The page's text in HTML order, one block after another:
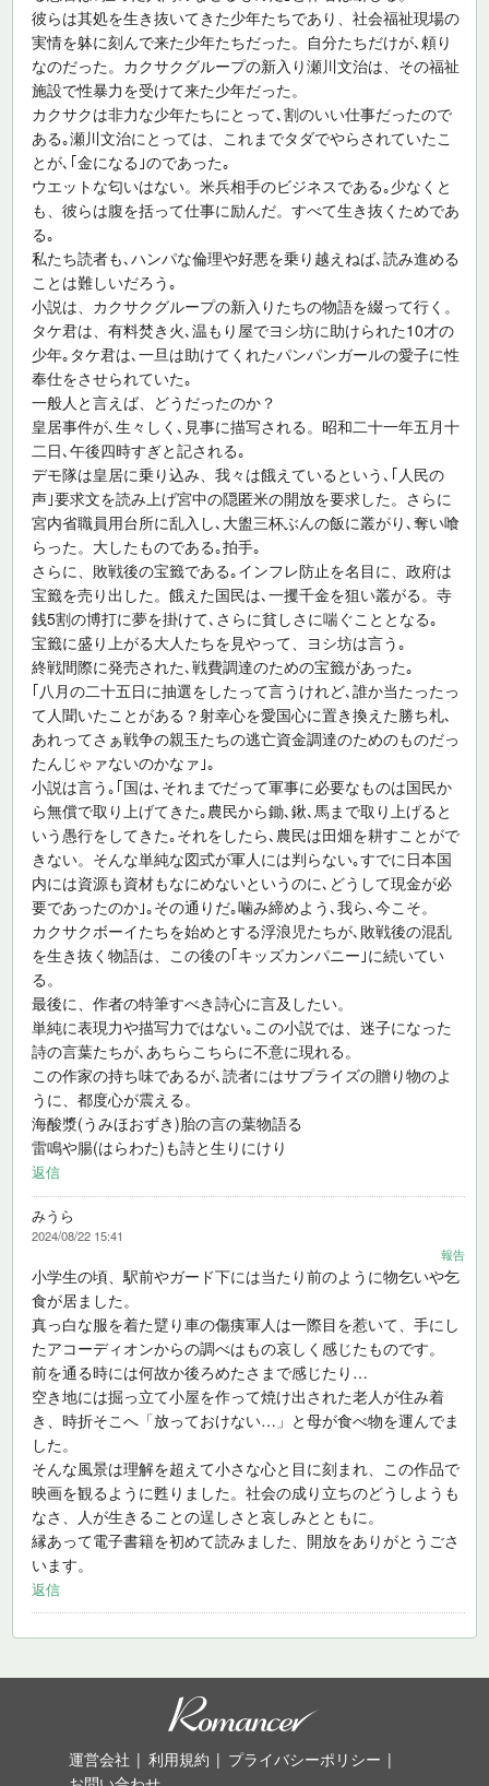
彼らは其処を生き抜いてきた少年たちであり、社会福祉現場の
実情を躰に刻んで来た少年たちだった。自分たちだけが､頼り
なのだった。カクサクグループの新入り瀬川文治は、その福祉
施設で性暴力を受けて来た少年だった。
カクサクは非力な少年たちにとって､割のいい仕事だったので
ある｡瀬川文治にとっては、これまでタダでやらされていたこ
とが､｢金になる｣のであった｡
ウエットな匂いはない。米兵相手のビジネスである｡少なくと
も、彼らは腹を括って仕事に励んだ。すべて生き抜くためであ
る｡
私たち読者も､ハンパな倫理や好悪を乗り越えねば､読み進める
ことは難しいだろう｡
小説は、カクサクグループの新入りたちの物語を綴って行く。
タケ君は、有料焚き火､温もり屋でヨシ坊に助けられた10才の
少年｡タケ君は､一旦は助けてくれたパンパンガールの愛子に性
奉仕をさせられていた｡
一般人と言えば、どうだったのか？
皇居事件が､生々しく､見事に描写される。昭和二十一年五月十
二日､午後四時すぎと記される｡
デモ隊は皇居に乗り込み、我々は餓えているという､｢人民の
声｣要求文を読み上げ宮中の隠匿米の開放を要求した。さらに
宮内省職員用台所に乱入し､大盥三杯ぶんの飯に叢がり､奪い喰
らった。大したものである｡拍手｡
さらに、敗戦後の宝籤である｡インフレ防止を名目に、政府は
宝籤を売り出した。餓えた国民は､一攫千金を狙い叢がる。寺
銭5割の博打に夢を掛けて､さらに貧しさに喘ぐこととなる｡
宝籤に盛り上がる大人たちを見やって、ヨシ坊は言う｡
終戦間際に発売された､戦費調達のための宝籤があった｡
｢八月の二十五日に抽選をしたって言うけれど､誰か当たったっ
て人聞いたことがある？射幸心を愛国心に置き換えた勝ち札､
あれってさぁ戦争の親玉たちの逃亡資金調達のためのものだっ
たんじゃァないのかなァ｣｡
小説は言う｡｢国は､それまでだって軍事に必要なものは国民か
ら無償で取り上げてきた｡農民から鋤､鍬､馬まで取り上げると
いう愚行をしてきた｡それをしたら､農民は田畑を耕すことがで
きない。そんな単純な図式が軍人には判らない｡すでに日本国
内には資源も資材もなにめないというのに､どうして現金が必
要であったのか｣｡その通りだ｡噛み締めよう､我ら､今こそ。
カクサクボーイたちを始めとする浮浪児たちが､敗戦後の混乱
を生き抜く物語は、この後の｢キッズカンパニー｣に続いてい
る。
最後に、作者の特筆すべき詩心に言及したい。
単純に表現力や描写力ではない｡この小説では、迷子になった
詩の言葉たちが､あちらこちらに不意に現れる。
この作家の持ち味であるが､読者にはサプライズの贈り物のよ
うに、都度心が震える。
海酸漿(うみほおずき)胎の言の葉物語る
雷鳴や腸(はらわた)も詩と生りにけり
返信
みうら
2024/08/22 15:41
報告
小学生の頃、駅前やガード下には当たり前のように物乞いや乞
食が居ました。
真っ白な服を着た躄り車の傷痍軍人は一際目を惹いて、手にし
たアコーディオンからの調べはもの哀しく感じたものです。
前を通る時には何故か後ろめたさまで感じたり…
空き地には掘っ立て小屋を作って焼け出された老人が住み着
き、時折そこへ「放っておけない…」と母が食べ物を運んでま
した。
そんな風景は理解を超えて小さな心と目に刻まれ、この作品で
映画を観るように甦りました。社会の成り立ちのどうしようも
なさ、人が生きることの逞しさと哀しみとともに。
縁あって電子書籍を初めて読みました、開放をありがとうごさ
います。
返信
運営会社 利用規約
プライバシーポリシー